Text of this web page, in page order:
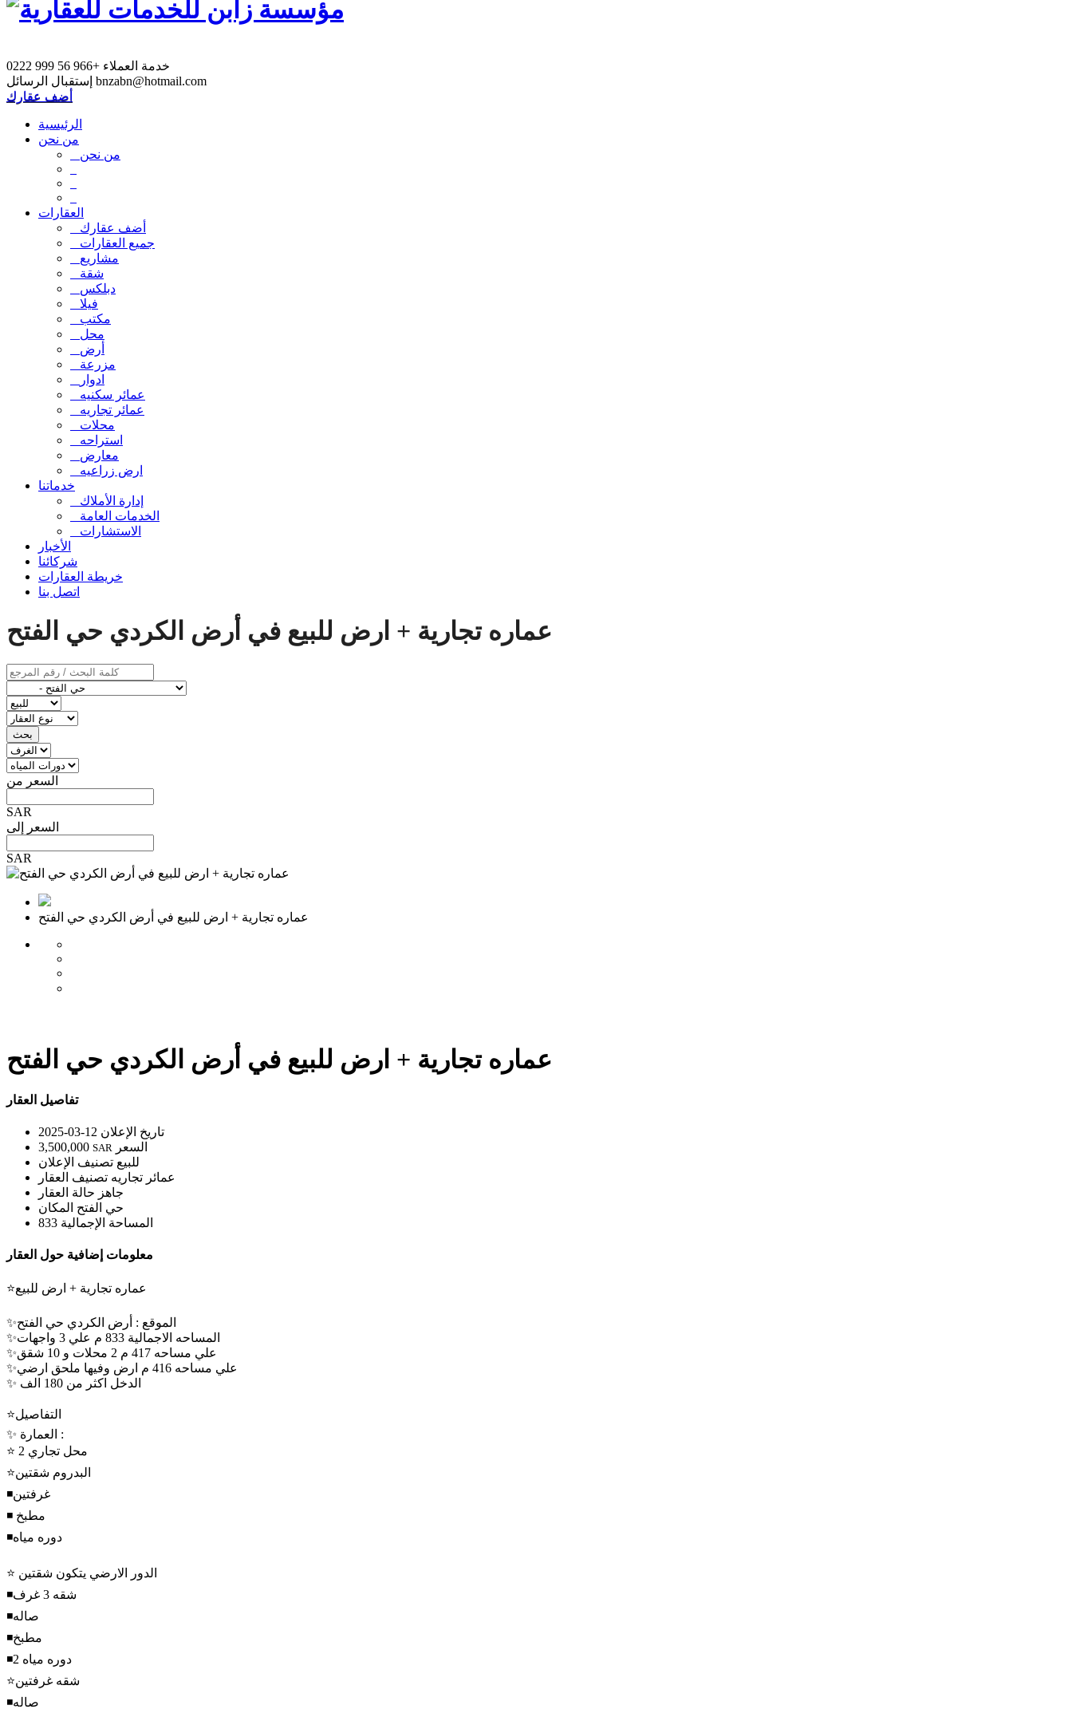
خدمة العملاء +966 56 999 0222
bnzabn@hotmail.com
أضف عقارك
الرئيسية
من نحن
من نحن
العقارات
أضف عقارك
جميع العقارات
مشاريع
شقة
دبلكس
فيلا
مكتب
محل
أرض
مزرعة
ادوار
عمائر سكنيه
عمائر تجاريه
محلات
استراحه
معارض
ارض زراعيه
خدماتنا
إدارة الأملاك
الخدمات العامة
الاستشارات
الأخبار
شركائنا
خريطة العقارات
اتصل بنا
عماره تجارية + ارض للبيع في أرض الكردي حي الفتح
بحث
السعر من
SAR
السعر إلى
SAR
عماره تجارية + ارض للبيع في أرض الكردي حي الفتح
عماره تجارية + ارض للبيع في أرض الكردي حي الفتح
تفاصيل العقار
2025-03-12 تاريخ الإعلان
3,500,000 SAR
السعر
للبيع تصنيف الإعلان
عمائر تجاريه تصنيف العقار
جاهز حالة العقار
حي الفتح المكان
833 المساحة الإجمالية
معلومات إضافية حول العقار
⭐عماره تجارية + ارض للبيع
✨الموقع : أرض الكردي حي الفتح
✨المساحه الاجمالية 833 م علي 3 واجهات
✨علي مساحه 417 م 2 محلات و 10 شقق
✨علي مساحه 416 م ارض وفيها ملحق ارضي
✨ الدخل اكثر من 180 الف
⭐التفاصيل
✨ العمارة :
⭐ 2 محل تجاري
⭐البدروم شقتين
◾غرفتين
◾ مطبخ
◾دوره مياه
⭐ الدور الارضي يتكون شقتين
◾شقه 3 غرف
◾صاله
◾مطبخ
◾2 دوره مياه
⭐شقه غرفتين
◾صاله